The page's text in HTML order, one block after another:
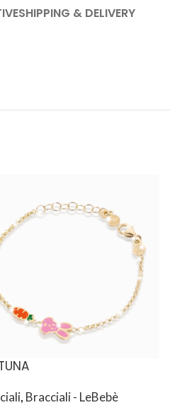
SHIPPING & DELIVERY
, Bracciali - LeBebè